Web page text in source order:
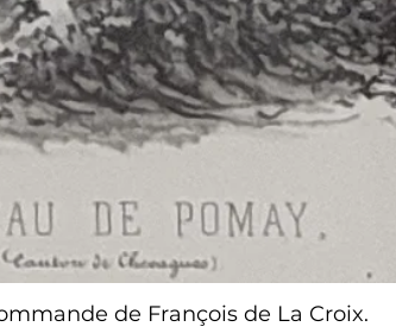
de François de La Croix.